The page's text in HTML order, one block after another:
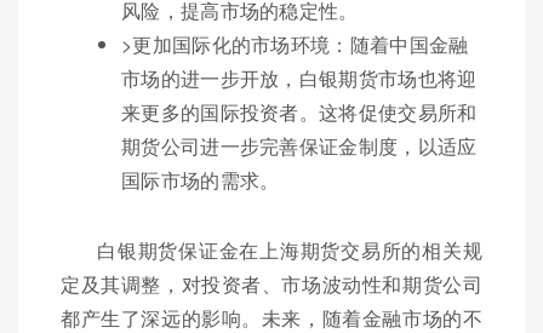
风险，提高市场的稳定性。
>更加国际化的市场环境：随着中国金融
市场的进一步开放，白银期货市场也将迎
来更多的国际投资者。这将促使交易所和
期货公司进一步完善保证金制度，以适应
国际市场的需求。
白银期货保证金在上海期货交易所的相关规
定及其调整，对投资者、市场波动性和期货公司
都产生了深远的影响。未来，随着金融市场的不